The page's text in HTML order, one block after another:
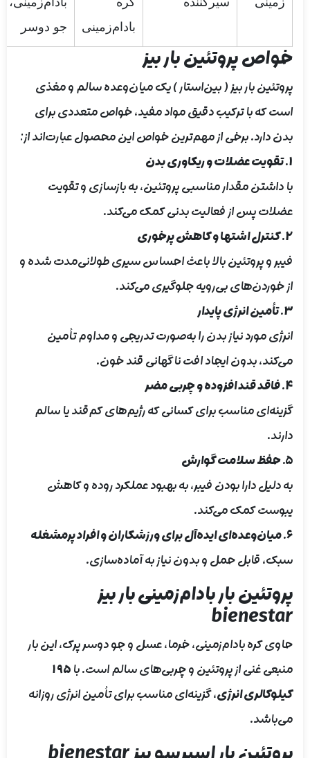
بادام‌زمینی
جو دوسر
خواص پروتئین بار بیز
پروتئین بار بیز ( بین‌استار ) یک میان‌وعده سالم و مغذی
است که با ترکیب دقیق مواد مفید، خواص متعددی برای
بدن دارد. برخی از مهم‌ترین خواص این محصول عبارت‌اند از:
1. تقویت عضلات و ریکاوری بدن
با داشتن مقدار مناسبی پروتئین، به بازسازی و تقویت
عضلات پس از فعالیت بدنی کمک می‌کند.
2. کنترل اشتها و کاهش پرخوری
فیبر و پروتئین بالا باعث احساس سیری طولانی‌مدت شده و
از خوردن‌های بی‌رویه جلوگیری می‌کند.
3. تأمین انرژی پایدار
انرژی مورد نیاز بدن را به‌صورت تدریجی و مداوم تأمین
می‌کند، بدون ایجاد افت ناگهانی قند خون.
4. فاقد قند افزوده و چربی مضر
گزینه‌ای مناسب برای کسانی که رژیم‌های کم‌قند یا سالم
دارند.
5. حفظ سلامت گوارش
به دلیل دارا بودن فیبر، به بهبود عملکرد روده و کاهش
یبوست کمک می‌کند.
6. میان‌وعده‌ای ایده‌آل برای ورزشکاران و افراد پرمشغله
سبک، قابل حمل و بدون نیاز به آماده‌سازی.
پروتئین بار بادام‌زمینی بار بیز
bienestar
حاوی کره بادام‌زمینی، خرما، عسل و جو دوسر پرک، این بار
منبعی غنی از پروتئین و چربی‌های سالم است. با۱۹۵
کیلوکالری انرژی، گزینه‌ای مناسب برای تأمین انرژی روزانه
می‌باشد.